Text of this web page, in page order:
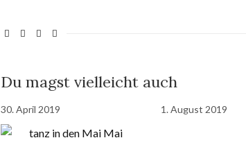
Du magst vielleicht auch
30. April 2019 1. August 2019